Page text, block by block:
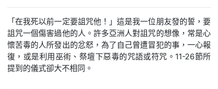
「在我死以前一定要詛咒他！」這是我一位朋友發的誓，要
詛咒一個傷害過他的人。許多亞洲人對詛咒的想像，常是心
懷苦毒的人所發出的忿怒，為了自己曾遭冒犯的事，一心報
復，或是利用巫術、祭壇下惡毒的咒語或符咒。11-26節所
提到的儀式卻大不相同。